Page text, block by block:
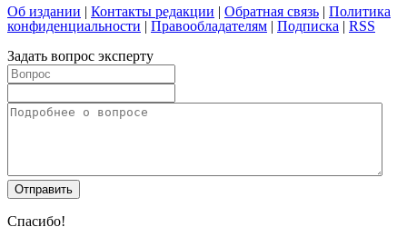
Об издании | Контакты редакции | Обратная связь | Политика
конфиденциальности | Правообладателям | Подписка | RSS
Задать вопрос эксперту
Спасибо!